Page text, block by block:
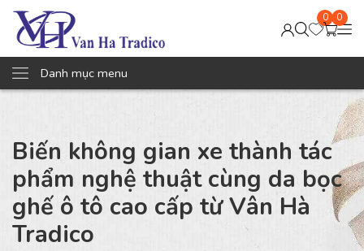
0 0
Danh mục menu
Biến không gian xe thành tác
phẩm nghệ thuật cùng da bọc
ghế ô tô cao cấp từ Vân Hà
Tradico